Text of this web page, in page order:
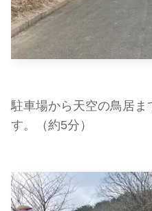
駐車場から天空の鳥居ま
す。（約5分）